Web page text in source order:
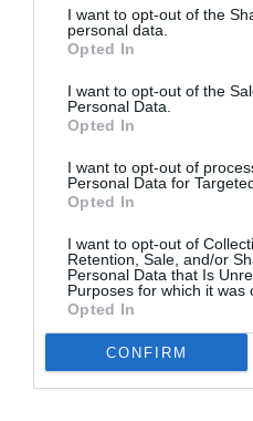
I want to opt-out of the
personal data.
Opted In
I want to opt-out of the
Personal Data.
Opted In
I want to opt-out of
Personal Data for
Opted In
I want to opt-out of
Retention, Sale, and/or
Personal Data that Is
Purposes for which it was
Opted In
CONFIRM
Στις 7 Ιανουαρίου
δίνει την εντύπωση ότι
ευάλωτη θέση, στην
ότι είστε ειλικρινής
αγάπη και
νιώθει ότι του δίνετε
κατανοείτε κι αυτό
ουσιαστική σχέση. Για
αδιαπραγμάτευτη
ονειρευόσασταν. Μην